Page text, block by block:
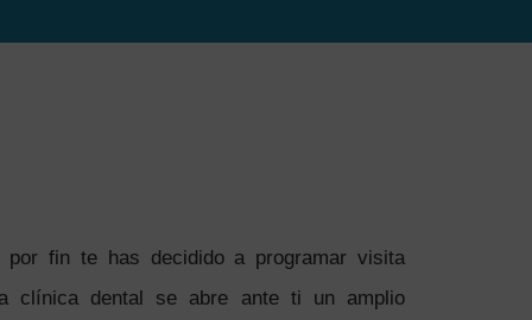
por fin te has decidido a programar visita
clínica dental se abre ante ti un amplio